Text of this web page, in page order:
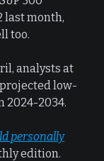
last month,
too.
analysts at
low-
2024-2034.
personally
edition.